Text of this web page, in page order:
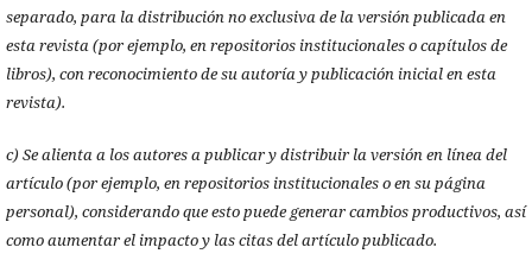
separado, para la distribución no exclusiva de la versión publicada en
esta revista (por ejemplo, en repositorios institucionales o capítulos de
libros), con reconocimiento de su autoría y publicación inicial en esta
revista).
c) Se alienta a los autores a publicar y distribuir la versión en línea del
artículo (por ejemplo, en repositorios institucionales o en su página
personal), considerando que esto puede generar cambios productivos, así
como aumentar el impacto y las citas del artículo publicado.